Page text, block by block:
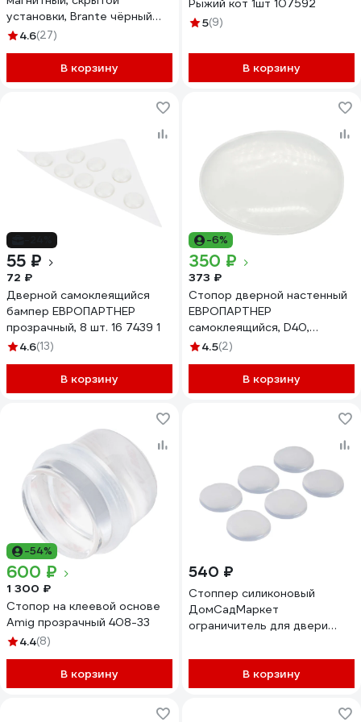
установки, Brante чёрный
606784
4.6(27)
В корзину
Рыжий кот 1шт 107592
5(9)
В корзину
55 ₽
72 ₽
Дверной самоклеящийся
бампер ЕВРОПАРТНЕР
прозрачный, 8 шт. 16 7439 1
4.6(13)
В корзину
-6%
350 ₽
373 ₽
Стопор дверной настенный
ЕВРОПАРТНЕР
самоклеящийся, D40,
прозрачный силикон, 2 шт.
4.5(2)
В корзину
-54%
600 ₽
1 300 ₽
Стопор на клеевой основе
Amig прозрачный 408-33
4.4(8)
В корзину
540 ₽
Стоппер силиконовый
ДомСадМаркет
ограничитель для двери
8677373518191
В корзину